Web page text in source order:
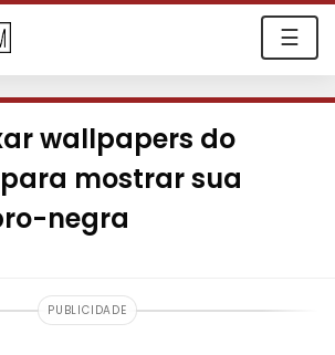
☰
wallpapers do
mostrar sua
negra
PUBLICIDADE